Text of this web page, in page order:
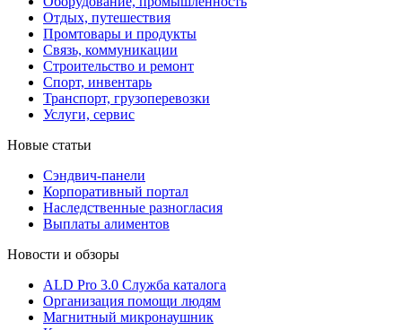
Отдых, путешествия
Промтовары и продукты
Связь, коммуникации
Строительство и ремонт
Cпорт, инвентарь
Транспорт, грузоперевозки
Услуги, сервис
Новые статьи
Сэндвич-панели
Корпоративный портал
Наследственные разногласия
Выплаты алиментов
Новости и обзоры
ALD Pro 3.0 Служба каталога
Организация помощи людям
Магнитный микронаушник